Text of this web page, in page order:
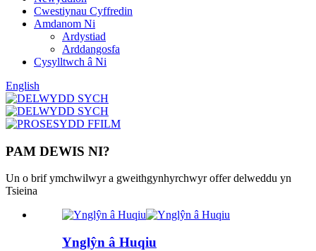
Cwestiynau Cyffredin
Amdanom Ni
Ardystiad
Arddangosfa
Cysylltwch â Ni
English
PAM DEWIS NI?
Un o brif ymchwilwyr a gweithgynhyrchwyr offer delweddu yn
Tsieina
Ynglŷn â Huqiu